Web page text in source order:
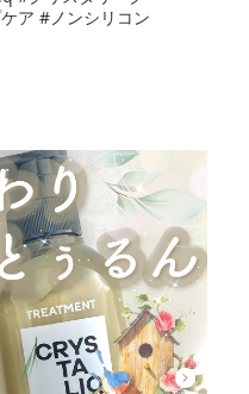
ア #ノンシリコン